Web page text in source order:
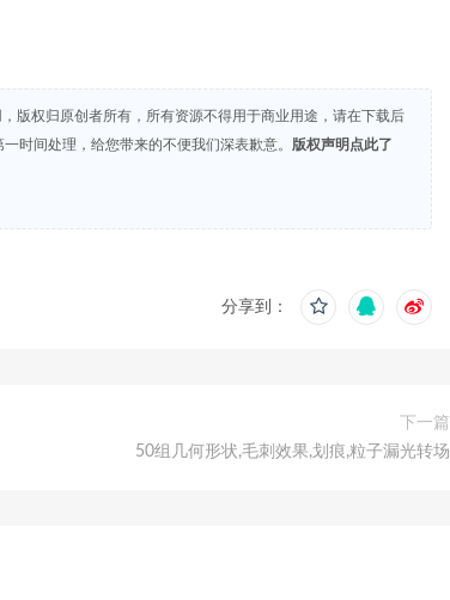
头
键
高
低
版权归原创者所有，所有资源不得用于商业用途，请在下载后
时间处理，给您带来的不便我们深表歉意。
版权声明点此了
分享到：
下一篇
50组几何形状,毛刺效果,划痕,粒子漏光转场